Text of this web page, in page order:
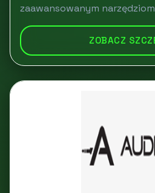
zaawansowanym
ZOBACZ